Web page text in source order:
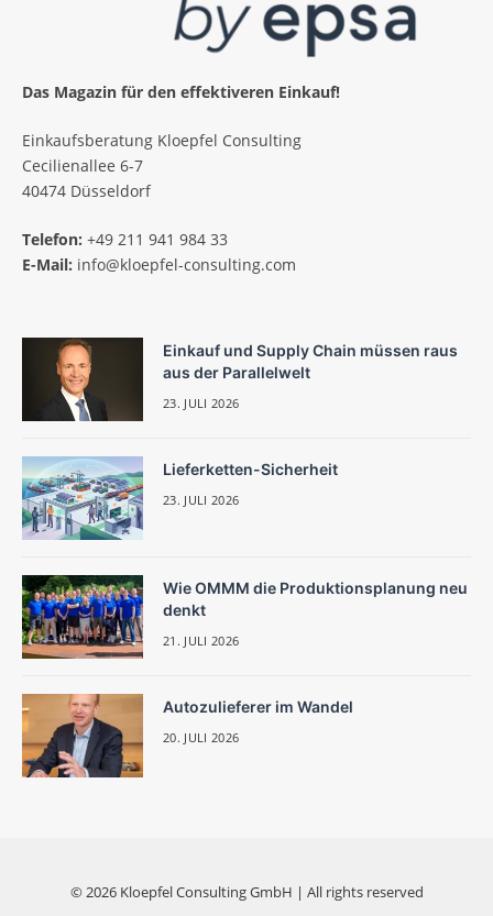
Das Magazin für den effektiveren Einkauf!
Einkaufsberatung Kloepfel Consulting
Cecilienallee 6-7
40474 Düsseldorf
Telefon: +49 211 941 984 33
E-Mail: info@kloepfel-consulting.com
Einkauf und Supply Chain müssen raus
aus der Parallelwelt
23. JULI 2026
Lieferketten-Sicherheit
23. JULI 2026
Wie OMMM die Produktionsplanung neu
denkt
21. JULI 2026
Autozulieferer im Wandel
20. JULI 2026
© 2026 Kloepfel Consulting GmbH | All rights reserved